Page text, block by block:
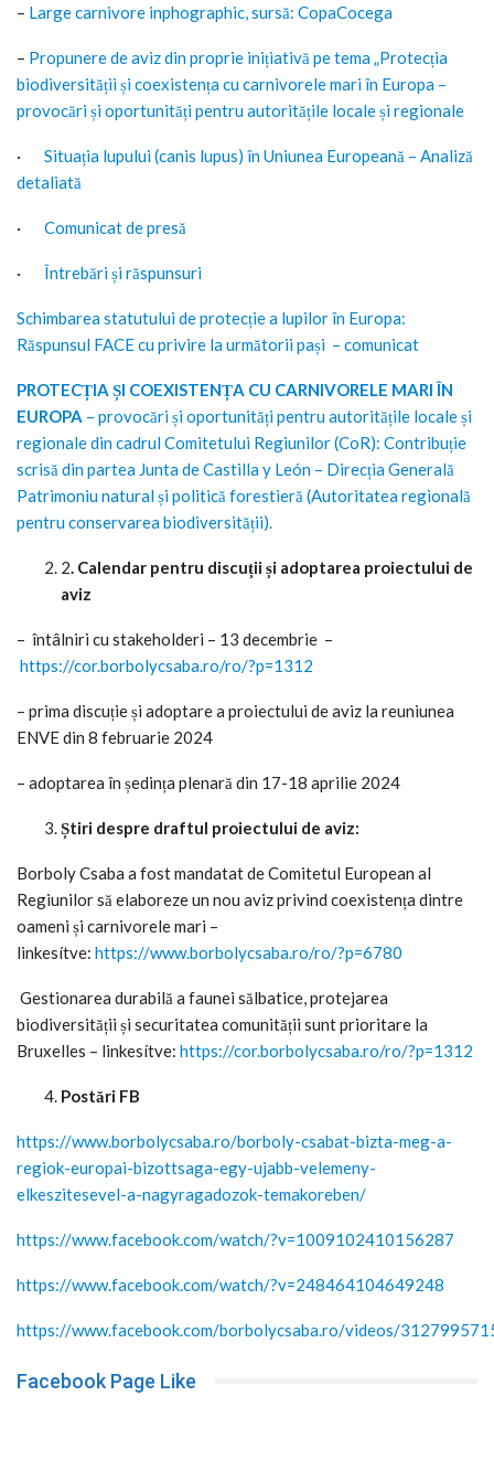
– Large carnivore inphographic, sursă: CopaCocega
– Propunere de aviz din proprie inițiativă pe tema „Protecția
biodiversității și coexistența cu carnivorele mari în Europa –
provocări și oportunități pentru autoritățile locale și regionale
· Situația lupului (canis lupus) în Uniunea Europeană – Analiză
detaliată
· Comunicat de presă
· Întrebări și răspunsuri
Schimbarea statutului de protecție a lupilor în Europa:
Răspunsul FACE cu privire la următorii pași – comunicat
PROTECȚIA ȘI COEXISTENȚA CU CARNIVORELE MARI ÎN
EUROPA – provocări și oportunități pentru autoritățile locale și
regionale din cadrul Comitetului Regiunilor (CoR): Contribuție
scrisă din partea Junta de Castilla y León – Direcția Generală
Patrimoniu natural și politică forestieră (Autoritatea regională
pentru conservarea biodiversității).
2. Calendar pentru discuții și adoptarea proiectului de
aviz
– întâlniri cu stakeholderi – 13 decembrie –
https://cor.borbolycsaba.ro/ro/?p=1312
– prima discuție și adoptare a proiectului de aviz la reuniunea
ENVE din 8 februarie 2024
– adoptarea în ședința plenară din 17-18 aprilie 2024
Știri despre draftul proiectului de aviz:
Borboly Csaba a fost mandatat de Comitetul European al
Regiunilor să elaboreze un nou aviz privind coexistența dintre
oameni și carnivorele mari –
linkesítve: https://www.borbolycsaba.ro/ro/?p=6780
Gestionarea durabilă a faunei sălbatice, protejarea
biodiversității și securitatea comunității sunt prioritare la
Bruxelles – linkesítve: https://cor.borbolycsaba.ro/ro/?p=1312
Postări FB
https://www.borbolycsaba.ro/borboly-csabat-bizta-meg-a-
regiok-europai-bizottsaga-egy-ujabb-velemeny-
elkeszitesevel-a-nagyragadozok-temakoreben/
https://www.facebook.com/watch/?v=1009102410156287
https://www.facebook.com/watch/?v=248464104649248
https://www.facebook.com/borbolycsaba.ro/videos/
Facebook Page Like